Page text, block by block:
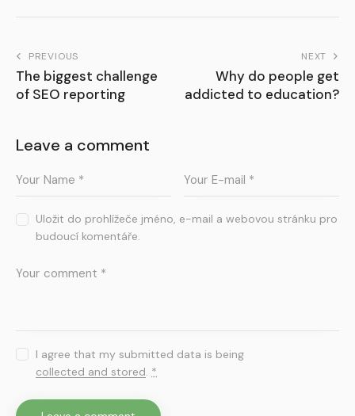
PREVIOUS
The biggest challenge
of SEO reporting
NEXT
Why do people get
addicted to education?
Leave a comment
Uložit do prohlížeče jméno, e-mail a webovou stránku pro
budoucí komentáře.
I agree that my submitted data is being
collected and stored. *